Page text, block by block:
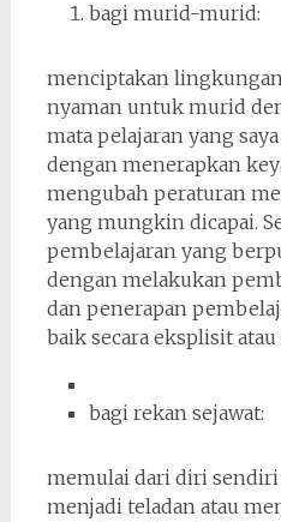
bagi murid-murid:
menciptakan
nyaman untuk murid
mata pelajaran yang
dengan menerapkan
mengubah peraturan
yang mungkin dicapai.
pembelajaran yang
dengan melakukan
dan penerapan
baik secara eksplisit
bagi rekan sejawat:
memulai dari diri
menjadi teladan atau